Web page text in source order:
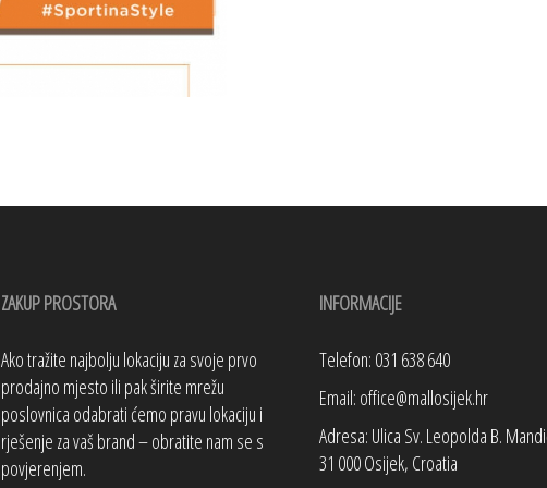
ZAKUP PROSTORA
Ako tražite najbolju lokaciju za svoje prvo
prodajno mjesto ili pak širite mrežu
poslovnica odabrati ćemo pravu lokaciju i
rješenje za vaš brand – obratite nam se s
povjerenjem.
INFORMACIJE
Telefon: 031 638 640
Email: office@mallosijek.hr
Adresa: Ulica Sv. Leopolda B.
31 000 Osijek, Croatia